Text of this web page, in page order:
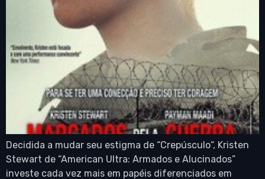
Decidida a mudar seu estigma de “Crepúsculo“, Kristen
Stewart de “American Ultra: Armados e Alucinados”
investe cada vez mais em papéis diferenciados em